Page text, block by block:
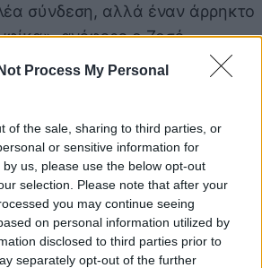
Process My Personal
of the sale, sharing to third parties, or
or sensitive information for
us, please use the below opt-out
selection. Please note that after your
you may continue seeing
on personal information utilized by
disclosed to third parties prior to
separately opt-out of the further
σύνδεση, αλλά έναν άρρηκτο
ανέφερε ο Ζοσέ
αναμένεται να ανακοινωθεί και
Μαδρίτης, ίσως και εντός της
από παντού στη Novibet με το
Mobile App